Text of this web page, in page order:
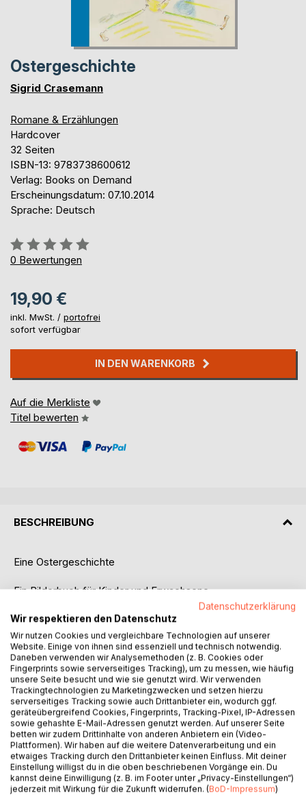
Ostergeschichte
Sigrid Crasemann
Romane & Erzählungen
Hardcover
32 Seiten
ISBN-13: 9783738600612
Verlag: Books on Demand
Erscheinungsdatum: 07.10.2014
Sprache: Deutsch
Bewertung::
0%
0 Bewertungen
19,90 €
inkl. MwSt. / portofrei
sofort verfügbar
IN DEN WARENKORB
Auf die Merkliste
Titel bewerten
BESCHREIBUNG
Eine Ostergeschichte
Ein Bilderbuch für Kinder und Erwachsene.
Ein Hase nimmt uns mit zur Blauen Blume,
in das Land von Sehnsucht und Liebe,
Schmerz und Wandlung.
Einfach nur tanzen und dem schwer gewordenen Herzen
liegt die Welt erneut zu Füßen.
Eine handschriftliche Erzählung
eingearbeitet in farbige Zeichnungen
von Tieren, Pflanzen
und den Wundern der Natur.
AUTOR/IN
Datenschutzerklärung
Wir respektieren den Datenschutz
Wir nutzen Cookies und vergleichbare Technologien auf unserer
Website. Einige von ihnen sind essenziell und technisch notwendig.
Daneben verwenden wir Analysemethoden (z. B. Cookies oder
Fingerprints sowie serverseitiges Tracking), um zu messen, wie häufig
unsere Seite besucht und wie sie genutzt wird. Wir verwenden
Trackingtechnologien zu Marketingzwecken und setzen hierzu
serverseitiges Tracking sowie auch Drittanbieter ein, wodurch ggf.
geräteübergreifend Cookies, Fingerprints, Tracking-Pixel, IP-Adressen
sowie gehashte E-Mail-Adressen genutzt werden. Auf unserer Seite
betten wir zudem Drittinhalte von anderen Anbietern ein (Video-
Plattformen). Wir haben auf die weitere Datenverarbeitung und ein
etwaiges Tracking durch den Drittanbieter keinen Einfluss. Mit deiner
Einstellung willigst du in die oben beschriebenen Vorgänge ein. Du
kannst deine Einwilligung (z. B. im Footer unter „Privacy-Einstellungen“)
jederzeit mit Wirkung für die Zukunft widerrufen. (BoD-Impressum)